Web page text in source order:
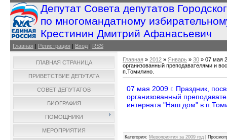
Депутат Совета депутатов
по многомандатному
Крестинин Дмитрий Афанасьевич
Главная | Регистрация | Вход | RSS
ГЛАВНАЯ СТРАНИЦА
ПРИВЕТСТВИЕ ДЕПУТАТА
СОВЕТ ДЕПУТАТОВ
БИОГРАФИЯ
ПОМОЩНИКИ
МЕРОПРИЯТИЯ
Главная » 2012 » Январь » 30 » 07 мая
организованный преподавателями и
п.Томилино.
07 мая 2009 г. Праздник,
организованный
интерната "Наш дом" в
Категория: Мероприятия за 2009 год